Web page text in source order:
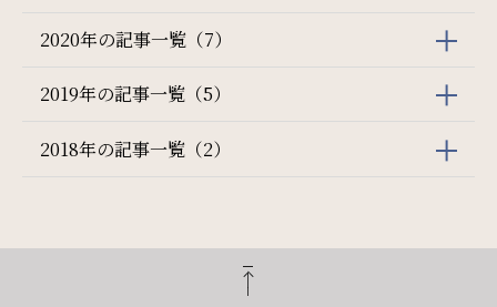
2020年の記事一覧（7）
2019年の記事一覧（5）
2018年の記事一覧（2）